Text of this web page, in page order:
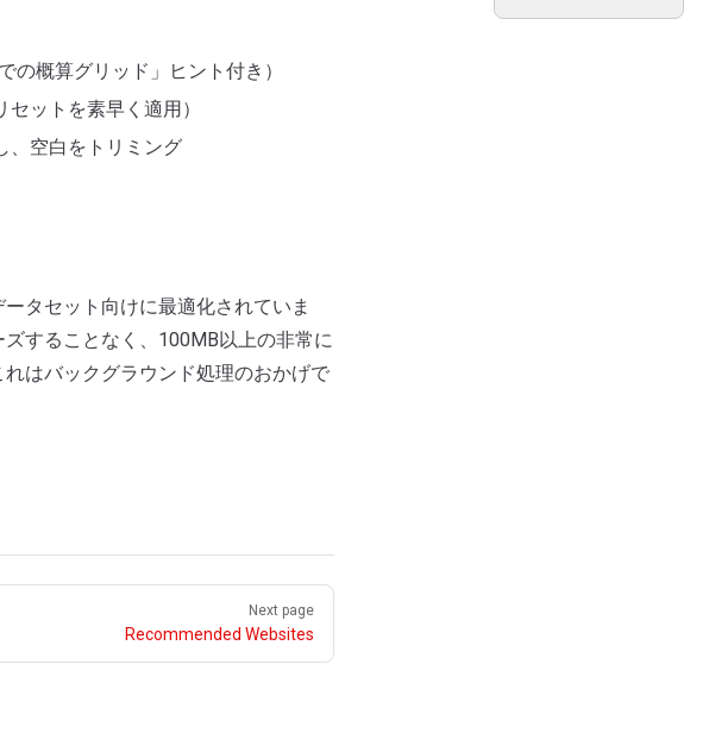
の概算グリッド」ヒント付き）
ットを素早く適用）
、空白をトリミング
タセット向けに最適化されていま
することなく、100MB以上の非常に
はバックグラウンド処理のおかげで
Next page
Recommended Websites